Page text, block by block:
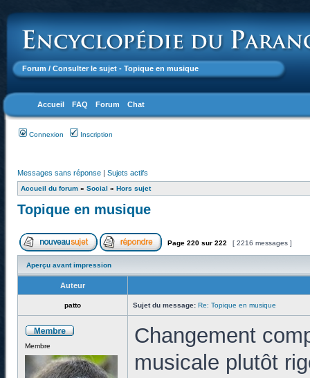
Forum / Consulter le sujet - Topique en musique
Accueil FAQ Forum Chat
Connexion Inscription
Messages sans réponse | Sujets actifs
Accueil du forum » Social » Hors sujet
Topique en musique
Page 220 sur 222 [ 2216 messages ]
Aperçu avant impression
Auteur
patto Sujet du message: Re: Topique en musique
Membre
Changement
musicale plutôt